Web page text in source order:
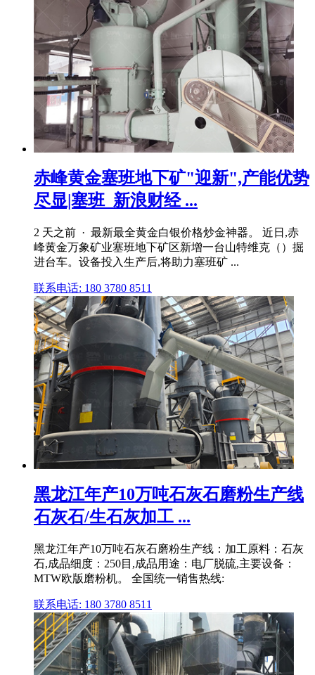
赤峰黄金塞班地下矿"迎新",产能优势
尽显|塞班_新浪财经 ...
2 天之前 · 最新最全黄金白银价格炒金神器。 近日,赤
峰黄金万象矿业塞班地下矿区新增一台山特维克（）掘
进台车。设备投入生产后,将助力塞班矿 ...
联系电话: 180 3780 8511
黑龙江年产10万吨石灰石磨粉生产线
石灰石/生石灰加工 ...
黑龙江年产10万吨石灰石磨粉生产线：加工原料：石灰
石,成品细度：250目,成品用途：电厂脱硫,主要设备：
MTW欧版磨粉机。 全国统一销售热线:
联系电话: 180 3780 8511